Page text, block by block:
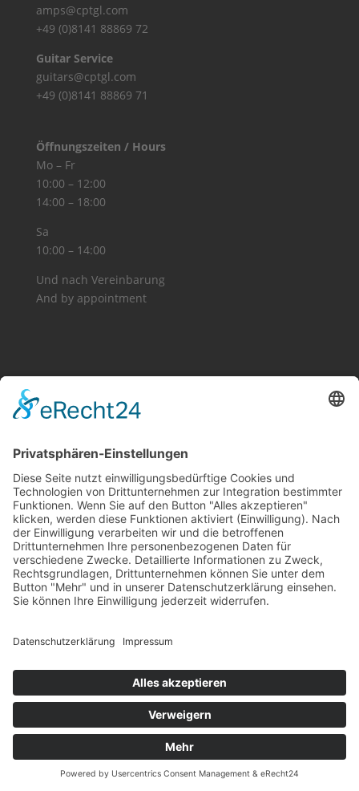
amps@cptgl.com
+49 (0)8141 88869 72
Guitar Service
guitars@cptgl.com
+49 (0)8141 88869 71
Öffnungszeiten / Hours
Mo – Fr
10:00 – 12:00
14:00 – 18:00
Sa
10:00 – 14:00
Und nach Vereinbarung
And by appointment
Allgemeine Geschäftsbedingungen
Widerruf
Zahlungsweisen
Versand & Lieferung
Impressum
Datenschutz
Supported by Benz-Net | Designed by Captain Guitar
Lounge | Powered by WordPress | Copyright 2010-
2026 © Captain® Guitar Lounge | Captain® is a
Shopping Cart
Continue